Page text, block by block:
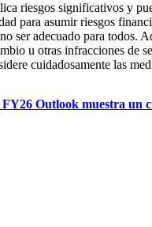
riesgos significativos y
para asumir riesgos
ser adecuado para todos.
u otras infracciones de
cuidadosamente las
Outlook muestra un